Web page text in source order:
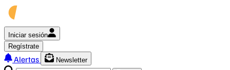
Iniciar sesión
Regístrate
Alertas
Newsletter